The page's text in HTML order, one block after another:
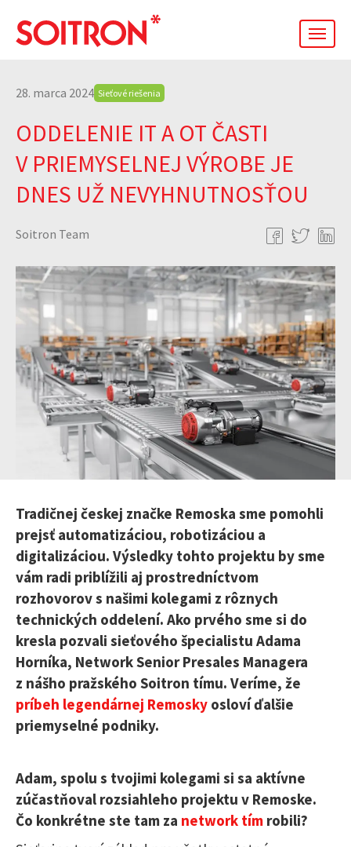
28. marca 2024 Sieťové riešenia
ODDELENIE IT A OT ČASTI
V PRIEMYSELNEJ VÝROBE JE
DNES UŽ NEVYHNUTNOSŤOU
Soitron Team
Tradičnej českej značke Remoska sme pomohli
prejsť automatizáciou, robotizáciou a
digitalizáciou. Výsledky tohto projektu by sme
vám radi priblížili aj prostredníctvom
rozhovorov s našimi kolegami z rôznych
technických oddelení. Ako prvého sme si do
kresla pozvali sieťového špecialistu Adama
Horníka, Network Senior Presales Managera
z nášho pražského Soitron tímu. Veríme, že
príbeh legendárnej Remosky osloví ďalšie
priemyselné podniky.
Adam, spolu s tvojimi kolegami si sa aktívne
zúčastňoval rozsiahleho projektu v Remoske.
Čo konkrétne ste tam za network tím robili?